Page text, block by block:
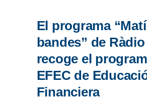
El programa
bandes” de Ràdio
recoge el
EFEC de
Financiera